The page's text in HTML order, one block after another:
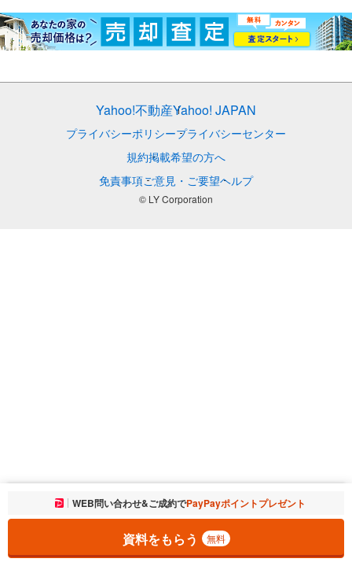
お気に入りに追加しました。 一覧を開く
WEB問い合わせ&ご成約でPayPayポイントプレゼント
資料をもらう 無料
Yahoo!不動産Yahoo! JAPAN
プライバシーポリシープライバシーセンター
規約掲載希望の方へ
免責事項ご意見・ご要望ヘルプ
© LY Corporation